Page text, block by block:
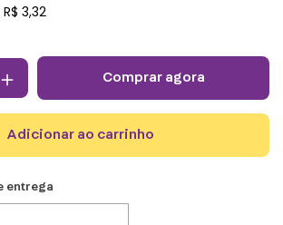
R$ 3,32
＋ comprar agora
adicionar ao carrinho